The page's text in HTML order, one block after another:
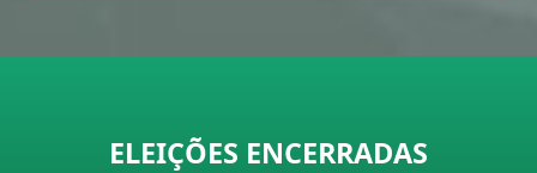
ELEIÇÕES ENCERRADAS